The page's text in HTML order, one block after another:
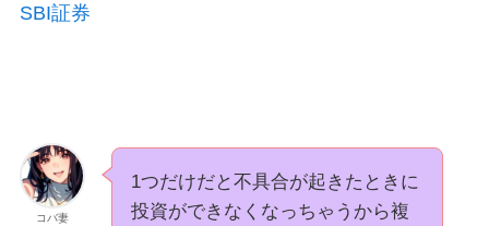
SBI証券
コバ妻
1つだけだと不具合が起きたときに
投資ができなくなっちゃうから複